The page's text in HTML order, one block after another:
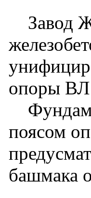
Завод
опоры ВЛ
поясом
башмака